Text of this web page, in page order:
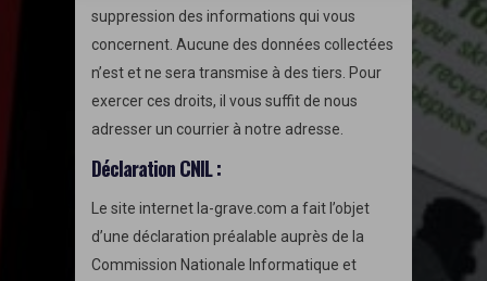
suppression des informations qui vous
concernent. Aucune des données collectées
n’est et ne sera transmise à des tiers. Pour
exercer ces droits, il vous suffit de nous
adresser un courrier à notre adresse.
Déclaration CNIL :
Le site internet la-grave.com a fait l’objet
d’une déclaration préalable auprès de la
Commission Nationale Informatique et